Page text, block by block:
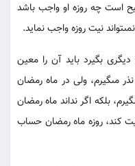
است چه روزه او واجب باشد
نيت روزه واجب نمايد.
ديگرى بگيرد بايد آن را معين
مى‏گيرم، ولى در ماه رمضان
بلكه اگر نداند ماه رمضان
كند، روزه ماه رمضان حساب